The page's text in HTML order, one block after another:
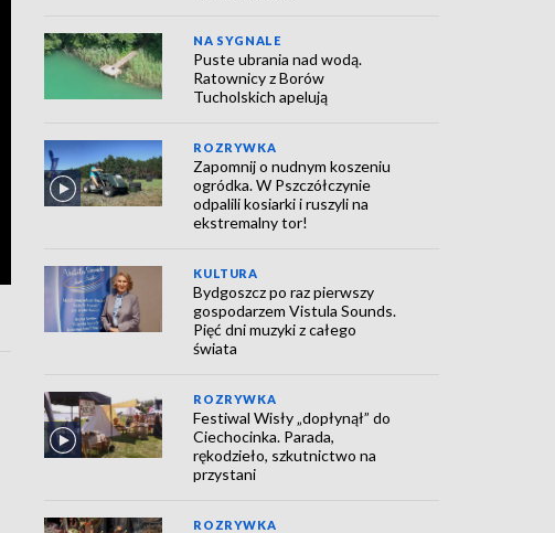
NA SYGNALE
Puste ubrania nad wodą.
Ratownicy z Borów
Tucholskich apelują
ROZRYWKA
Zapomnij o nudnym koszeniu
ogródka. W Pszczółczynie
odpalili kosiarki i ruszyli na
ekstremalny tor!
KULTURA
Bydgoszcz po raz pierwszy
gospodarzem Vistula Sounds.
Pięć dni muzyki z całego
świata
ROZRYWKA
Festiwal Wisły „dopłynął” do
Ciechocinka. Parada,
rękodzieło, szkutnictwo na
przystani
ROZRYWKA